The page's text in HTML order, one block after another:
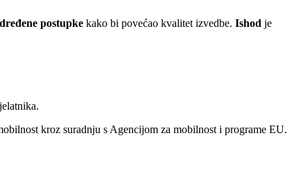
postupke kako bi povećao kvalitet izvedbe. Ishod je
kroz suradnju s Agencijom za mobilnost i programe EU.